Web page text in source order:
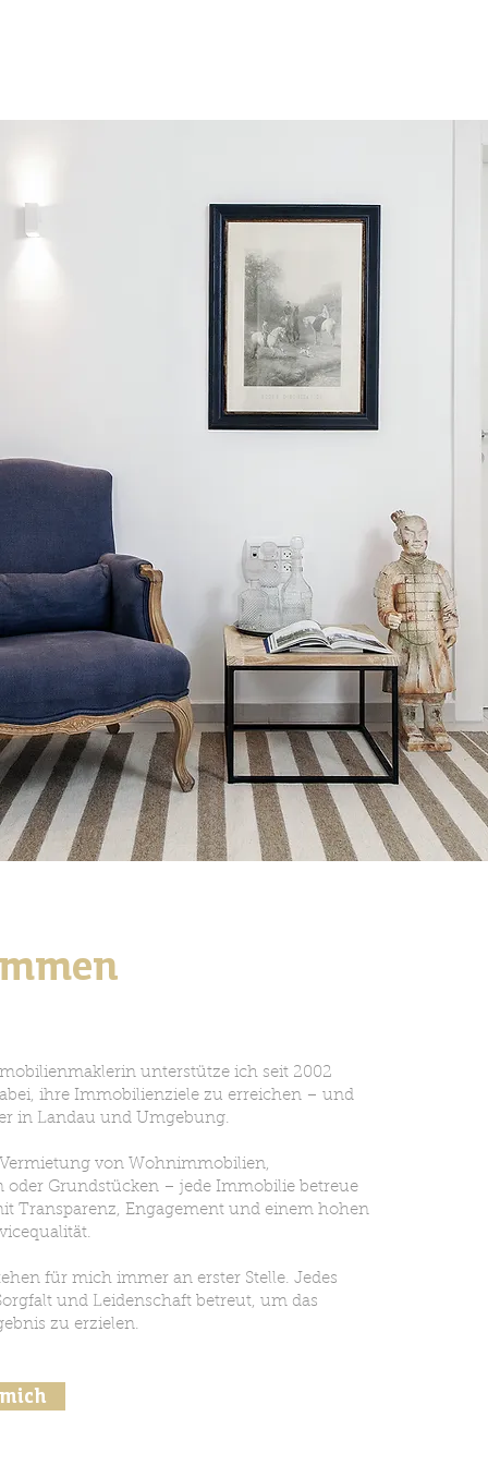
unterstütze ich seit 2002
ihre Immobilienziele zu erreichen – und
in Landau und Umgebung.
von Wohnimmobilien,
oder Grundstücken – jede Immobilie betreue
Transparenz, Engagement und einem hohen
für mich immer an erster Stelle. Jedes
und Leidenschaft betreut, um das
zu erzielen.